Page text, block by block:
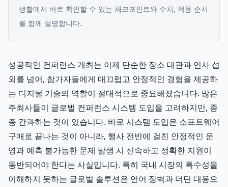
생활에서 바로 확인할 수 있는 체크포인트와 수치, 적용 순서
를 함께 설명합니다.
성공적인 컨퍼런스 개최는 이제 단순한 장소 대관과 연사 섭
외를 넘어, 참가자들에게 매끄럽고 안정적인 경험을 제공하
는 디지털 기술의 역할이 절대적으로 중요해졌습니다. 많은
주최사들이 글로벌 컨퍼런스 시스템 도입을 고려하지만, 종
종 간과하는 것이 있습니다. 바로 시스템 도입은 소프트웨어
구매로 끝나는 것이 아니라, 행사 전반에 걸친 안정적인 운
영과 예측 불가능한 문제 발생 시 신속하고 정확한 지원이
동반되어야 한다는 사실입니다. 특히 국내 시장의 특수성을
이해하지 못하는 글로벌 솔루션은 언어 장벽과 더딘 대응으